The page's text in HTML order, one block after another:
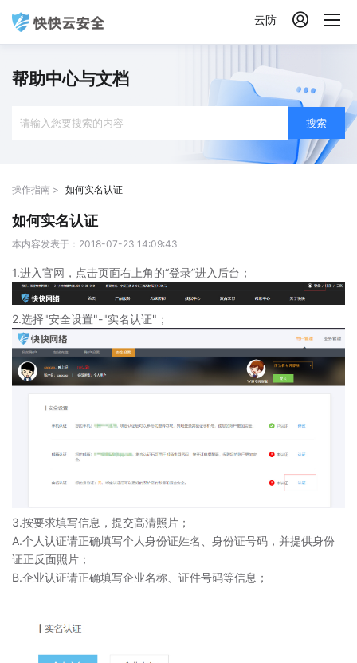
云防 
帮助中心与文档
搜索
操作指南 > 如何实名认证
如何实名认证
本内容发表于：2018-07-23 14:09:43
1.进入官网，点击页面右上角的“登录”进入后台；
2.选择"安全设置"-"实名认证"；
3.按要求填写信息，提交高清照片；
A.个人认证请正确填写个人身份证姓名、身份证号码，并提供身份
证正反面照片；
B.企业认证请正确填写企业名称、证件号码等信息；